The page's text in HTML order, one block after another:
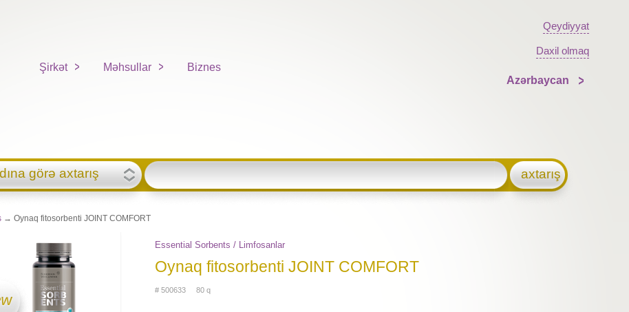
Şirkət Məhsullar Biznes
Qeydiyyat
Daxil olmaq
Azərbaycan
görə axtarış axtarış
→ Oynaq fitosorbenti JOINT COMFORT
Essential Sorbents / Limfosanlar
Oynaq fitosorbenti JOINT COMFORT
# 500633 80 q